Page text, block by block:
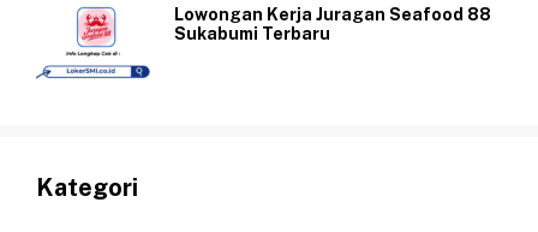
Lowongan Kerja Juragan Seafood 88
Sukabumi Terbaru
Kategori